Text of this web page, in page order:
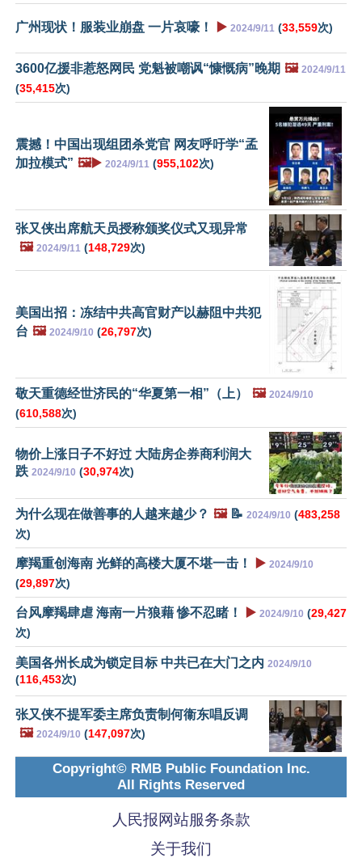
广州现状！服装业崩盘 一片哀嚎！ ▶️ 2024/9/11 (33,559次)
3600亿援非惹怒网民 党魁被嘲讽“慷慨病”晚期 🖼️ 2024/9/11
(35,415次)
震撼！中国出现组团杀党官 网友呼吁学“孟
加拉模式” 🖼️▶️ 2024/9/11 (955,102次)
张又侠出席航天员授称颁奖仪式又现异常
🖼️ 2024/9/11 (148,729次)
美国出招：冻结中共高官财产以赫阻中共犯
台 🖼️ 2024/9/10 (26,797次)
敬天重德经世济民的“华夏第一相”（上） 🖼️ 2024/9/10
(610,588次)
物价上涨日子不好过 大陆房企券商利润大
跌 2024/9/10 (30,974次)
为什么现在做善事的人越来越少？ 🖼️📝 2024/9/10 (483,258
次)
摩羯重创海南 光鲜的高楼大厦不堪一击！ ▶️ 2024/9/10
(29,897次)
台风摩羯肆虐 海南一片狼藉 惨不忍睹！ ▶️ 2024/9/10 (29,427
次)
美国各州长成为锁定目标 中共已在大门之内 2024/9/10
(116,453次)
张又侠不提军委主席负责制何衞东唱反调
🖼️ 2024/9/10 (147,097次)
Copyright© RMB Public Foundation Inc.
All Rights Reserved
人民报网站服务条款
关于我们